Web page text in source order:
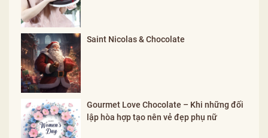
Saint Nicolas & Chocolate
Gourmet Love Chocolate – Khi những đối
lập hòa hợp tạo nên vẻ đẹp phụ nữ